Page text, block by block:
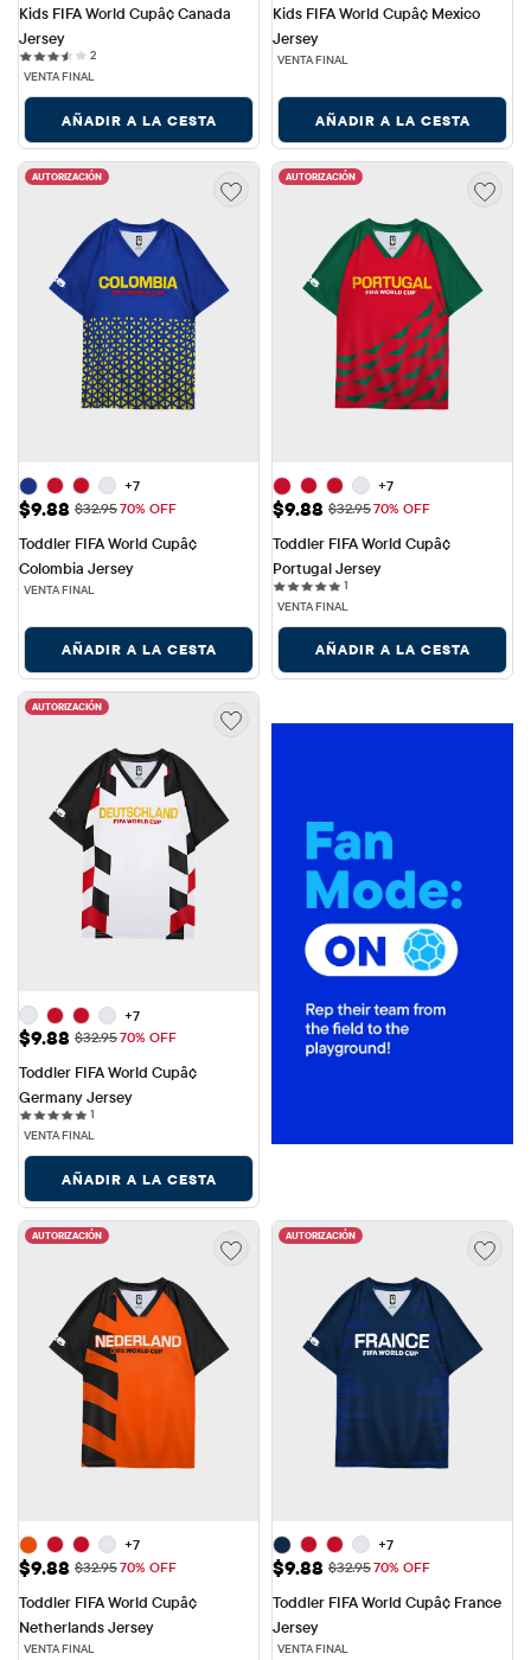
Kids FIFA World Cupâ¢ Canada
Jersey
22 reviews
VENTA FINAL
AÑADIR A LA CESTA
Kids FIFA World Cupâ¢ Mexico
Jersey
VENTA FINAL
AÑADIR A LA CESTA
AUTORIZACIÓN
+7
Precio de venta: $9.88
$9.88 Precio original: $32.95
$32.9570% OFF
Toddler FIFA World Cupâ¢
Colombia Jersey
VENTA FINAL
AÑADIR A LA CESTA
AUTORIZACIÓN
+7
Precio de venta: $9.88
$9.88 Precio original: $32.95
$32.9570% OFF
Toddler FIFA World Cupâ¢
Portugal Jersey
1
VENTA FINAL
AÑADIR A LA CESTA
AUTORIZACIÓN
+7
Precio de venta: $9.88
$9.88 Precio original: $32.95
$32.9570% OFF
Toddler FIFA World Cupâ¢
Germany Jersey
1
VENTA FINAL
AÑADIR A LA CESTA
AUTORIZACIÓN
+7
Precio de venta: $9.88
$9.88 Precio original: $32.95
$32.9570% OFF
Toddler FIFA World Cupâ¢
Netherlands Jersey
VENTA FINAL
AUTORIZACIÓN
+7
Precio de venta: $9.88
$9.88 Precio original: $32.95
$32.9570% OFF
Toddler FIFA World Cupâ¢ France
Jersey
VENTA FINAL